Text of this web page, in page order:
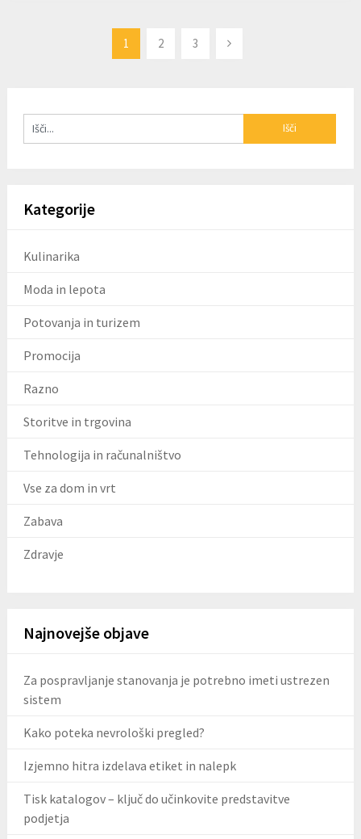
1 2 3
Kategorije
Kulinarika
Moda in lepota
Potovanja in turizem
Promocija
Razno
Storitve in trgovina
Tehnologija in računalništvo
Vse za dom in vrt
Zabava
Zdravje
Najnovejše objave
Za pospravljanje stanovanja je potrebno imeti ustrezen
sistem
Kako poteka nevrološki pregled?
Izjemno hitra izdelava etiket in nalepk
Tisk katalogov – ključ do učinkovite predstavitve
podjetja